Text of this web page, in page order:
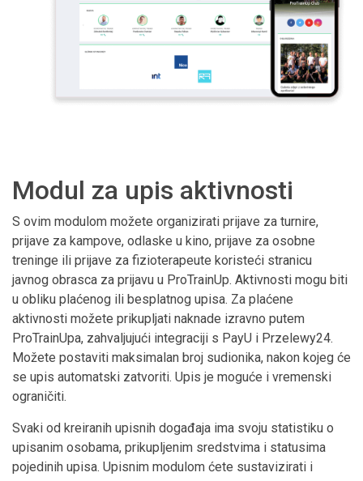
Modul za upis aktivnosti
S ovim modulom možete organizirati prijave za turnire,
prijave za kampove, odlaske u kino, prijave za osobne
treninge ili prijave za fizioterapeute koristeći stranicu
javnog obrasca za prijavu u ProTrainUp. Aktivnosti mogu biti
u obliku plaćenog ili besplatnog upisa. Za plaćene
aktivnosti možete prikupljati naknade izravno putem
ProTrainUpa, zahvaljujući integraciji s PayU i Przelewy24.
Možete postaviti maksimalan broj sudionika, nakon kojeg će
se upis automatski zatvoriti. Upis je moguće i vremenski
ograničiti.
Svaki od kreiranih upisnih događaja ima svoju statistiku o
upisanim osobama, prikupljenim sredstvima i statusima
pojedinih upisa. Upisnim modulom ćete sustavizirati i